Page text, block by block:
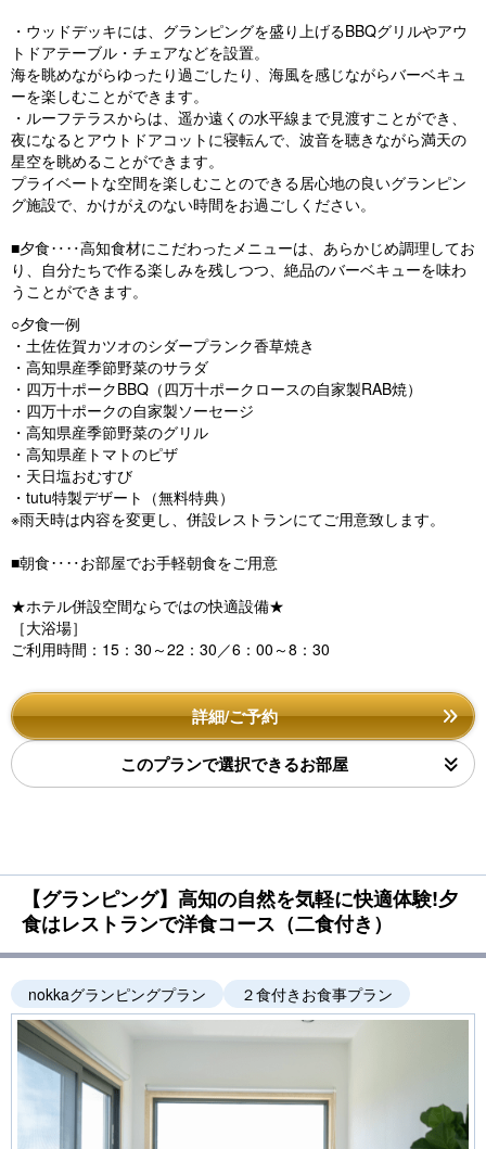
・ウッドデッキには、グランピングを盛り上げるBBQグリルやアウ
トドアテーブル・チェアなどを設置。
海を眺めながらゆったり過ごしたり、海風を感じながらバーベキュ
ーを楽しむことができます。
・ルーフテラスからは、遥か遠くの水平線まで見渡すことができ、
夜になるとアウトドアコットに寝転んで、波音を聴きながら満天の
星空を眺めることができます。
プライベートな空間を楽しむことのできる居心地の良いグランピン
グ施設で、かけがえのない時間をお過ごしください。
■夕食‥‥高知食材にこだわったメニューは、あらかじめ調理してお
り、自分たちで作る楽しみを残しつつ、絶品のバーベキューを味わ
うことができます。
○夕食一例
・土佐佐賀カツオのシダープランク香草焼き
・高知県産季節野菜のサラダ
・四万十ポークBBQ（四万十ポークロースの自家製RAB焼）
・四万十ポークの自家製ソーセージ
・高知県産季節野菜のグリル
・高知県産トマトのピザ
・天日塩おむすび
・tutu特製デザート（無料特典）
※雨天時は内容を変更し、併設レストランにてご用意致します。
■朝食‥‥お部屋でお手軽朝食をご用意
★ホテル併設空間ならではの快適設備★
［大浴場］
ご利用時間：15：30～22：30／6：00～8：30
詳細/ご予約
このプランで選択できるお部屋
【グランピング】高知の自然を気軽に快適体験!夕
食はレストランで洋食コース（二食付き）
nokkaグランピングプラン ２食付きお食事プラン